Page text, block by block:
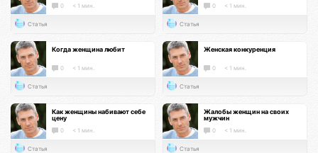
0 < 1 мин.
Статья
0 < 1 мин.
Статья
Когда женщина любит
0 < 1 мин.
Статья
Женская конкуренция
0 < 1 мин.
Статья
Как женщины набивают себе
цену
0 < 1 мин.
Статья
Жалобы женщин на своих
мужчин
0 < 1 мин.
Статья